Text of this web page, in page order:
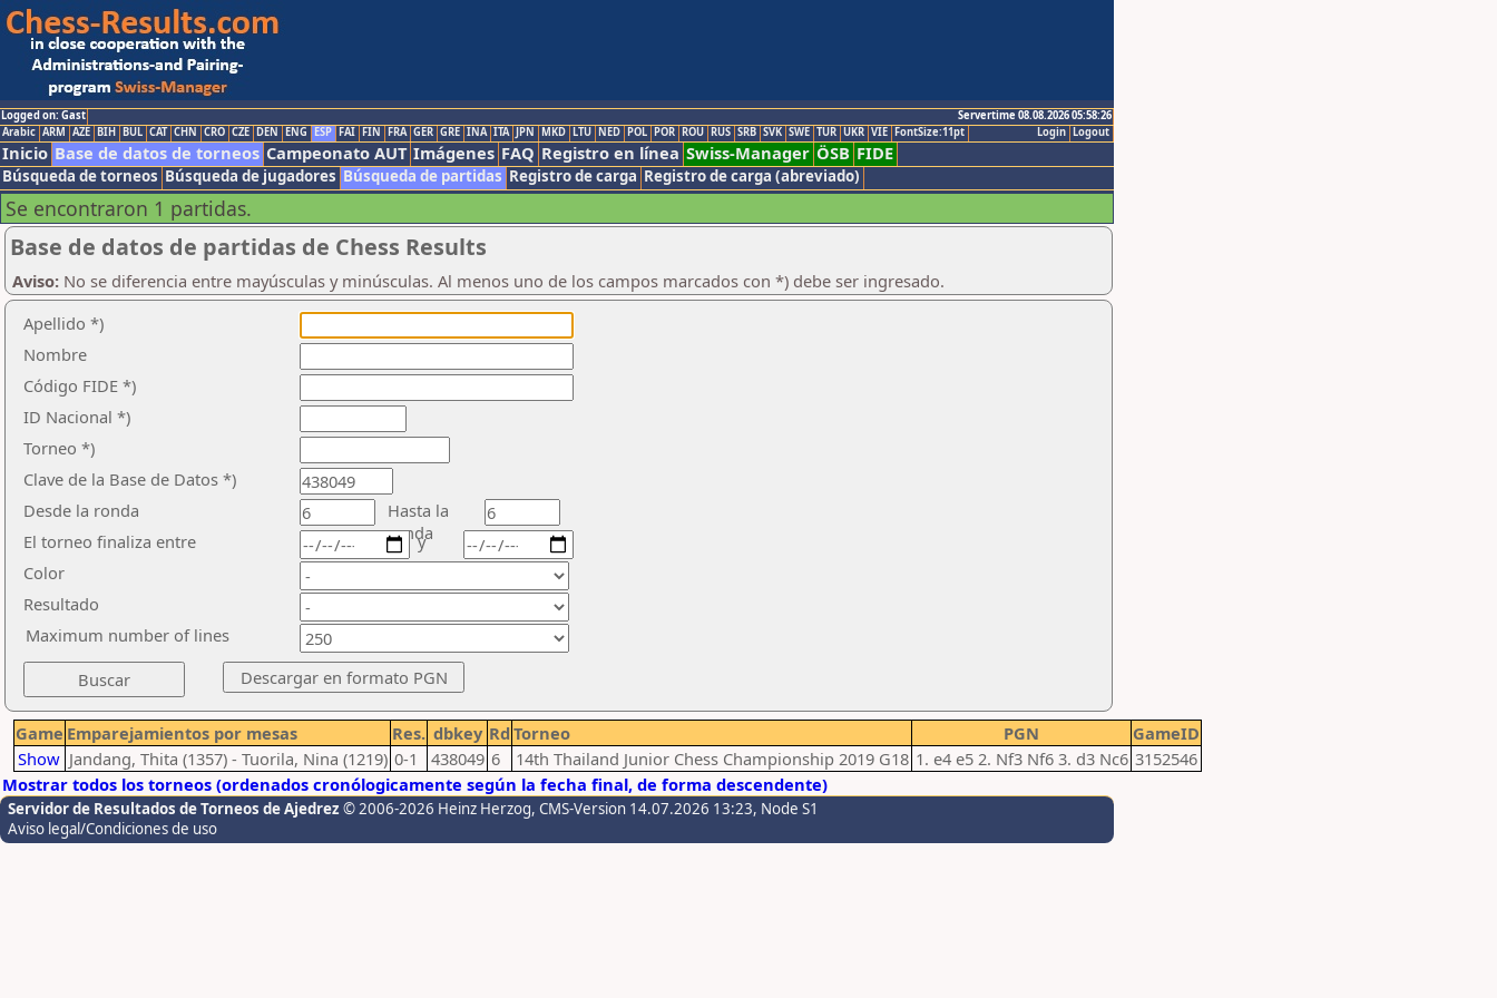
Logged on: Gast
Servertime 08.08.2026 05:58:26
Logout
Login
Arabic ARM AZE BIH BUL CAT CHN CRO CZE DEN ENG ESP FAI FIN FRA GER GRE INA ITA JPN MKD LTU NED POL POR ROU RUS SRB SVK SWE TUR UKR VIE FontSize:11pt
Inicio Base de datos de torneos Campeonato AUT Imágenes FAQ Registro en línea Swiss-Manager ÖSB FIDE
Búsqueda de torneos Búsqueda de jugadores Búsqueda de partidas Registro de carga Registro de carga (abreviado)
Se encontraron 1 partidas.
Base de datos de partidas de Chess Results
Aviso: No se diferencia entre mayúsculas y minúsculas. Al menos uno de los campos marcados con *) debe ser ingresado.
Apellido *)
Nombre
Código FIDE *)
ID Nacional *)
Torneo *)
Clave de la Base de Datos *)
Desde la ronda
Hasta la
ronda
El torneo finaliza entre
Color
Resultado
y
Maximum number of lines
Game Emparejamientos por mesas Res. dbkey Rd Torneo PGN
GameID
Show Jandang, Thita (1357) - Tuorila, Nina (1219) 0-1 438049 6 14th Thailand Junior Chess Championship 2019 G18 1. e4 e5 2. Nf3 Nf6 3. d3 Nc6 3152546
Mostrar todos los torneos (ordenados cronólogicamente según la fecha final, de forma descendente)
Servidor de Resultados de Torneos de Ajedrez © 2006-2026 Heinz Herzog, CMS-Version 14.07.2026 13:23, Node S1
Aviso legal/Condiciones de uso